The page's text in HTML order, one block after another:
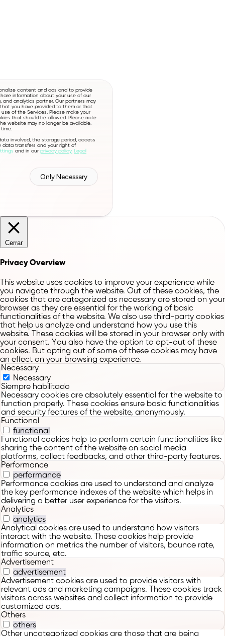
content and ads and to provide
information about your use of our
analytics partner. Our partners may
you have provided to them or that
of the Services. Please make your
that should be allowed. Please note
website may no longer be available.
involved, the storage period, access
transfers and your right of
and in our privacy policy. Legal
Only Necessary
Cerrar
Privacy Overview
This website uses cookies to improve your experience while
you navigate through the website. Out of these cookies, the
cookies that are categorized as necessary are stored on your
browser as they are essential for the working of basic
functionalities of the website. We also use third-party cookies
that help us analyze and understand how you use this
website. These cookies will be stored in your browser only with
your consent. You also have the option to opt-out of these
cookies. But opting out of some of these cookies may have
an effect on your browsing experience.
Necessary
Necessary
Siempre habilitado
Necessary cookies are absolutely essential for the website to
function properly. These cookies ensure basic functionalities
and security features of the website, anonymously.
Functional
functional
Functional cookies help to perform certain functionalities like
sharing the content of the website on social media
platforms, collect feedbacks, and other third-party features.
Performance
performance
Performance cookies are used to understand and analyze
the key performance indexes of the website which helps in
delivering a better user experience for the visitors.
Analytics
analytics
Analytical cookies are used to understand how visitors
interact with the website. These cookies help provide
information on metrics the number of visitors, bounce rate,
traffic source, etc.
Advertisement
advertisement
Advertisement cookies are used to provide visitors with
relevant ads and marketing campaigns. These cookies track
visitors across websites and collect information to provide
customized ads.
Others
others
Other uncategorized cookies are those that are being